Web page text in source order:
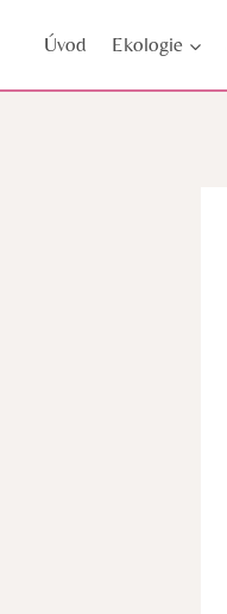
Úvod Ekologie